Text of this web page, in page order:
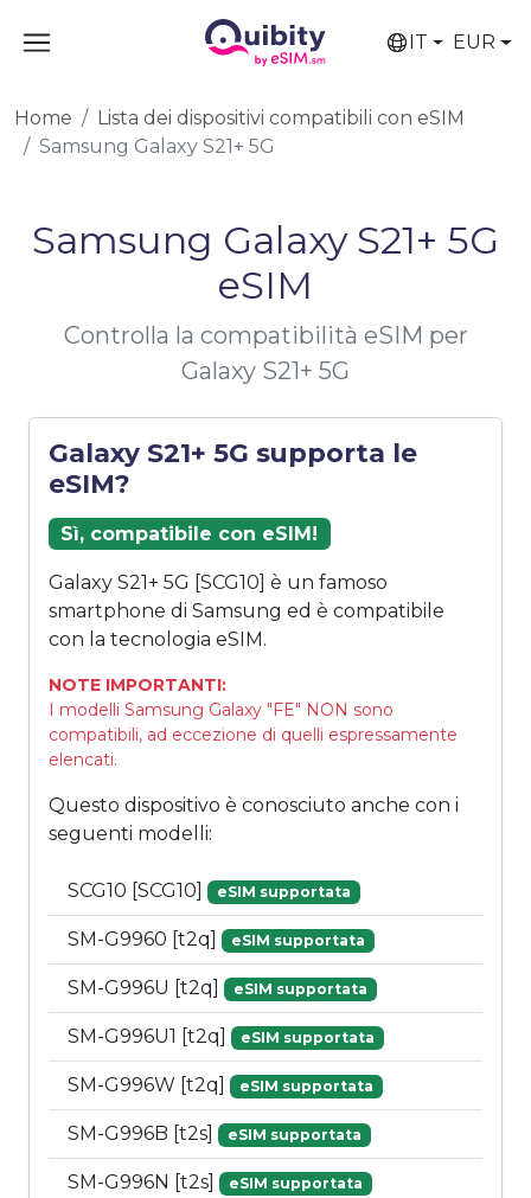
IT EUR
Home
Lista dei dispositivi compatibili con eSIM
Samsung Galaxy S21+ 5G
Samsung Galaxy S21+ 5G
eSIM
Controlla la compatibilità eSIM per
Galaxy S21+ 5G
Galaxy S21+ 5G supporta le
eSIM?
Sì, compatibile con eSIM!
Galaxy S21+ 5G [SCG10] è un famoso
smartphone di Samsung ed è compatibile
con la tecnologia eSIM.
NOTE IMPORTANTI:
I modelli Samsung Galaxy "FE" NON sono
compatibili, ad eccezione di quelli espressamente
elencati.
Questo dispositivo è conosciuto anche con i
seguenti modelli:
SCG10 [SCG10] eSIM supportata
SM-G9960 [t2q] eSIM supportata
SM-G996U [t2q] eSIM supportata
SM-G996U1 [t2q] eSIM supportata
SM-G996W [t2q] eSIM supportata
SM-G996B [t2s] eSIM supportata
SM-G996N [t2s] eSIM supportata